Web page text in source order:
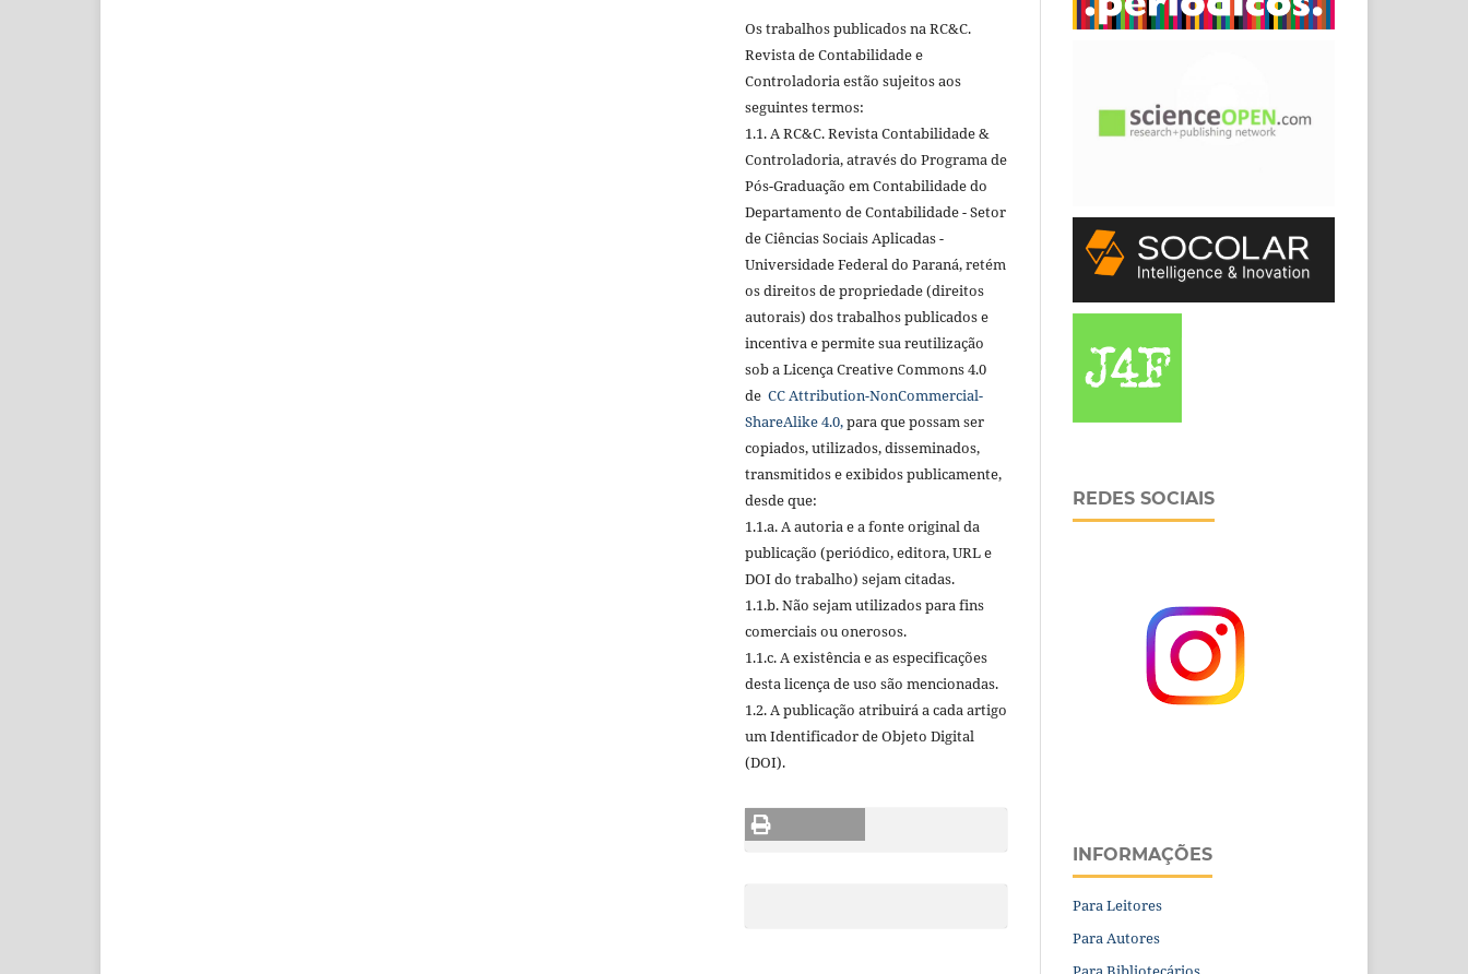
Os trabalhos publicados na RC&C.
Revista de Contabilidade e
Controladoria estão sujeitos aos
seguintes termos:
1.1. A RC&C. Revista Contabilidade &
Controladoria, através do Programa de
Pós-Graduação em Contabilidade do
Departamento de Contabilidade - Setor
de Ciências Sociais Aplicadas -
Universidade Federal do Paraná, retém
os direitos de propriedade (direitos
autorais) dos trabalhos publicados e
incentiva e permite sua reutilização
sob a Licença Creative Commons 4.0
de CC Attribution-NonCommercial-
ShareAlike 4.0,para que possam ser
copiados, utilizados, disseminados,
transmitidos e exibidos publicamente,
desde que:
1.1.a. A autoria e a fonte original da
publicação (periódico, editora, URL e
DOI do trabalho) sejam citadas.
1.1.b. Não sejam utilizados para fins
comerciais ou onerosos.
1.1.c. A existência e as especificações
desta licença de uso são mencionadas.
1.2. A publicação atribuirá a cada artigo
um Identificador de Objeto Digital
(DOI).
REDES SOCIAIS
INFORMAÇÕES
Para Leitores
Para Autores